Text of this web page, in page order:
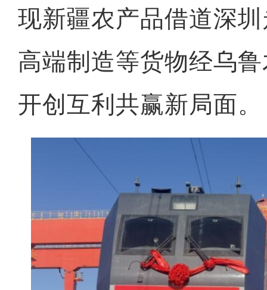
现新疆农产品借道深
高端制造等货物经乌
开创互利共赢新局面。